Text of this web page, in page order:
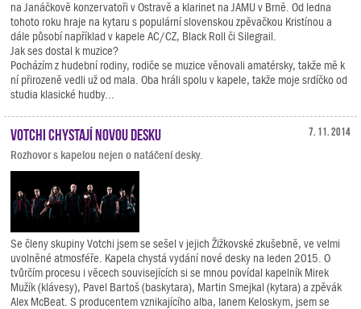
na Janáčkově konzervatoři v Ostravě a klarinet na JAMU v Brně. Od ledna
tohoto roku hraje na kytaru s populární slovenskou zpěvačkou Kristínou a
dále působí například v kapele AC/CZ, Black Roll či Silegrail.
Jak ses dostal k muzice?
Pocházím z hudební rodiny, rodiče se muzice věnovali amatérsky, takže mě k
ní přirozeně vedli už od mala. Oba hráli spolu v kapele, takže moje srdíčko od
studia klasické hudby...
7. 11. 2014
Votchi chystají novou desku
Rozhovor s kapelou nejen o natáčení desky.
Se členy skupiny Votchi jsem se sešel v jejich Žižkovské zkušebně, ve velmi
uvolněné atmosféře. Kapela chystá vydání nové desky na leden 2015. O
tvůrčím procesu i věcech souvisejících si se mnou povídal kapelník Mirek
Mužík (klávesy), Pavel Bartoš (baskytara), Martin Smejkal (kytara) a zpěvák
Alex McBeat. S producentem vznikajícího alba, Ianem Keloskym, jsem se